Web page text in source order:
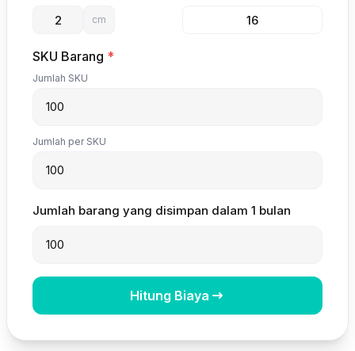
cm
SKU Barang *
Jumlah SKU
Jumlah per SKU
Jumlah barang yang disimpan dalam 1 bulan
Hitung Biaya